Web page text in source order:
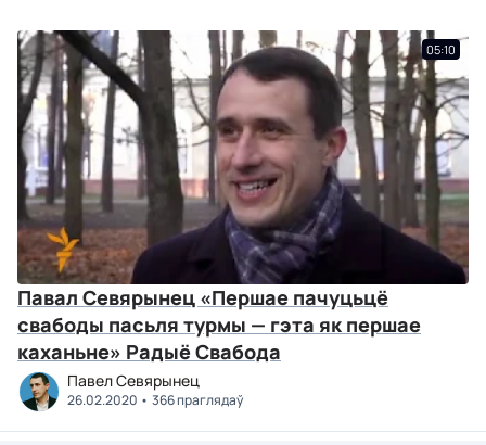
05:10
Павал Севярынец «Першае пачуцьцё
свабоды пасьля турмы — гэта як першае
каханьне» Радыё Свабода
Павел Севярынец
26.02.2020 366 праглядаў